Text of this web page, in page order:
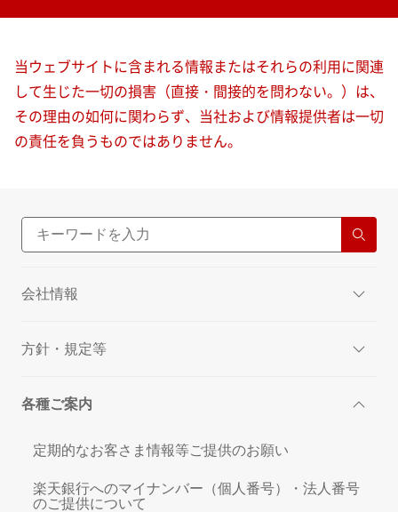
当ウェブサイトに含まれる情報またはそれらの利用に関連
して生じた一切の損害（直接・間接的を問わない。）は、
その理由の如何に関わらず、当社および情報提供者は一切
の責任を負うものではありません。
会社情報
方針・規定等
各種ご案内
定期的なお客さま情報等ご提供のお願い
楽天銀行へのマイナンバー（個人番号）・法人番号
のご提供について